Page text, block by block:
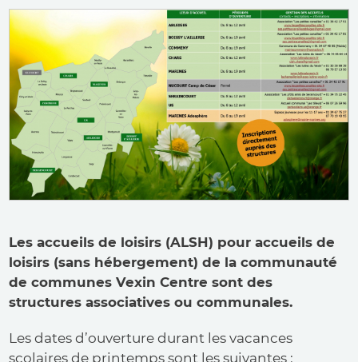
Les accueils de loisirs (ALSH) pour accueils de
loisirs (sans hébergement) de la communauté
de communes Vexin Centre sont des
structures associatives ou communales.
Les dates d’ouverture durant les vacances
scolaires de printemps sont les suivantes :